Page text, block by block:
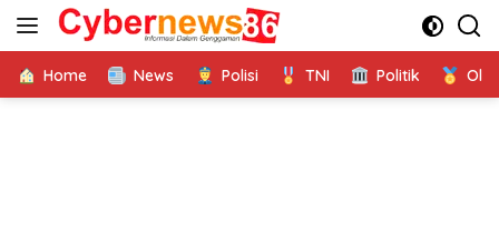
Langsung
Home News Polisi TNI Politik